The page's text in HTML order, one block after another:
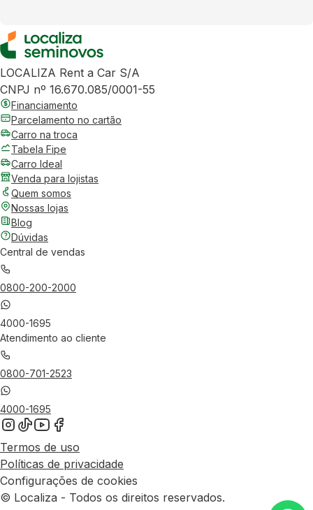
LOCALIZA Rent a Car S/A
CNPJ nº 16.670.085/0001-55
Financiamento
Parcelamento no cartão
Carro na troca
Tabela Fipe
Carro Ideal
Venda para lojistas
Quem somos
Nossas lojas
Blog
Dúvidas
Central de vendas
0800-200-2000
4000-1695
Atendimento ao cliente
0800-701-2523
4000-1695
Termos de uso
Políticas de privacidade
Configurações de cookies
© Localiza - Todos os direitos reservados.